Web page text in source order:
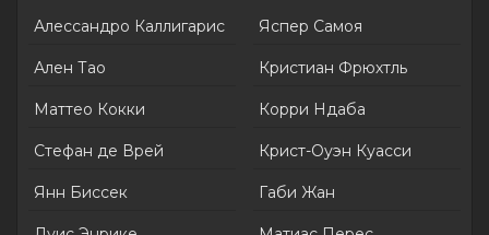
Алессандро Каллигарис
Ален Тао
Маттео Кокки
Стефан де Врей
Янн Биссек
Яспер Самоя
Кристиан Фрюхтль
Корри Ндаба
Крист-Оуэн Куасси
Габи Жан